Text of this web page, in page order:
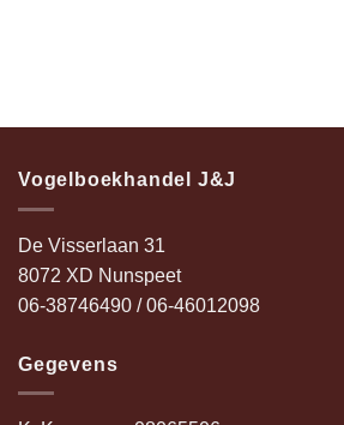
Vogelboekhandel J&J
De Visserlaan 31
8072 XD Nunspeet
06-38746490 / 06-46012098
Gegevens